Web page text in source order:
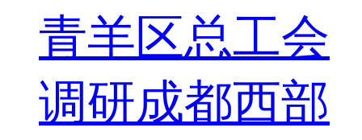
青羊区总工会
调研成都西部